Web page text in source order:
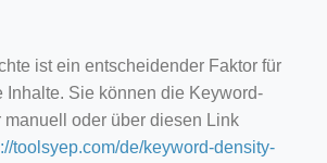
ist ein entscheidender Faktor für
Inhalte. Sie können die Keyword-
manuell oder über diesen Link
toolsyep.com/de/keyword-density-